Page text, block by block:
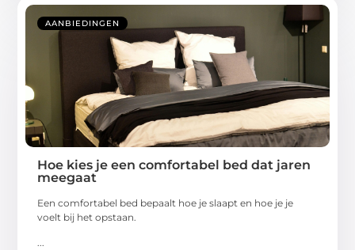
AANBIEDINGEN
Hoe kies je een comfortabel bed dat jaren
meegaat
Een comfortabel bed bepaalt hoe je slaapt en hoe je je
voelt bij het opstaan.
...